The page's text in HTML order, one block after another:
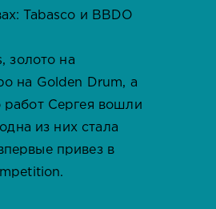
Tabasco и BBDO
золото на
на Golden Drum, а
работ Сергея вошли
из них стала
привез в